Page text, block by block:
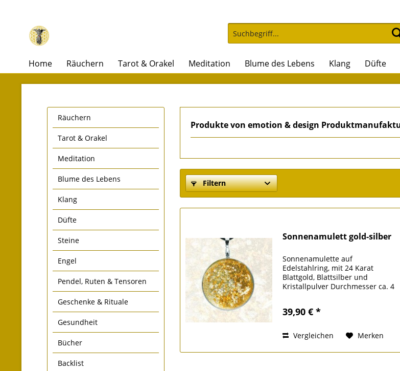
Home Räuchern Tarot & Orakel Meditation Blume des Lebens Klang Düfte
Räuchern
Tarot & Orakel
Meditation
Blume des Lebens
Klang
Düfte
Steine
Engel
Pendel, Ruten & Tensoren
Geschenke & Rituale
Gesundheit
Bücher
Backlist
Produkte von emotion & design
Filtern
Sonnenamulett gold-silber
Sonnenamulette auf
Edelstahlring, mit 24 Karat
Blattgold, Blattsilber und
Kristallpulver Durchmesser ca. 4
Verbindung zum Kosmos und zur
Kraft...
39,90 € *
Vergleichen Merken